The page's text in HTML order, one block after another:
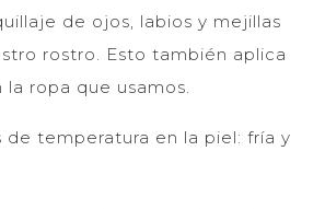
de ojos, labios y mejillas
rostro. Esto también aplica
la ropa que usamos.
de temperatura en la piel: fría y